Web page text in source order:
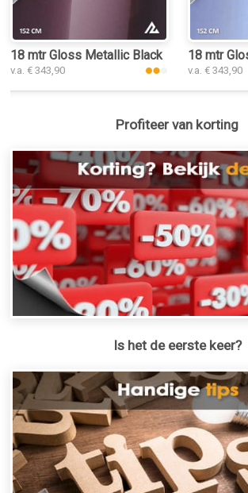
18 mtr Gloss Metallic Black Rose 3053
v.a. € 343,90
18 mtr
v.a. € 343,90
Profiteer van korting
Is het de eerste keer?